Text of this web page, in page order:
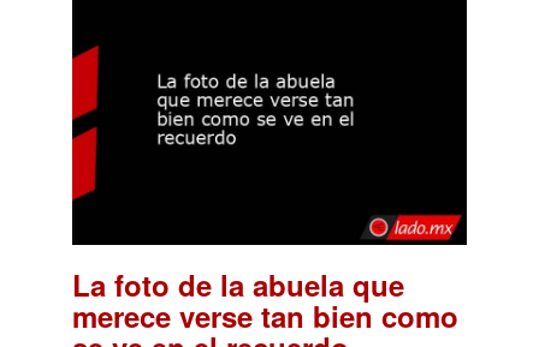
La foto de la abuela que
merece verse tan bien como